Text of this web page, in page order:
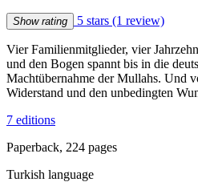
Show rating 5 stars (1 review)
Vier Familienmitglieder, vier
und den Bogen spannt bis in die
Machtübernahme der Mullahs. Und
Widerstand und den unbedingten
7 editions
Paperback, 224 pages
Turkish language